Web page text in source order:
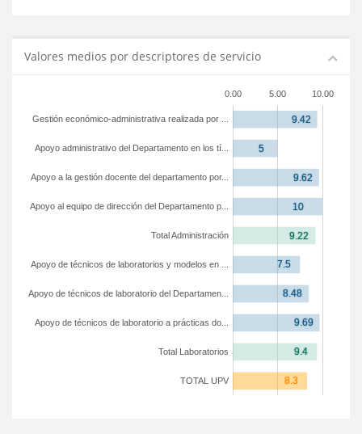
Valores medios por descriptores de servicio
0.00 5.00 10.00
TOTAL UPV
Total Laboratorios
Apoyo de técnicos de laboratorio a prácticas do...
Apoyo de técnicos de laboratorio del Departamen...
Apoyo de técnicos de laboratorios y modelos en ...
Total Administración
Apoyo al equipo de dirección del Departamento p...
Apoyo a la gestión docente del departamento por...
Apoyo administrativo del Departamento en los tí...
Gestión económico-administrativa realizada por ...